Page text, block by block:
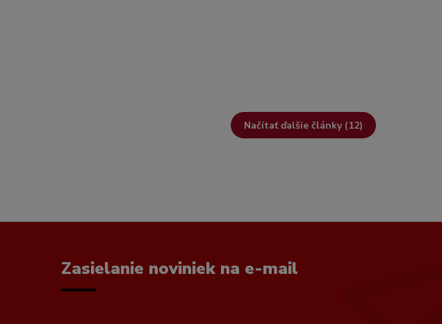
Načítať ďalšie články (12)
Zasielanie noviniek na e-mail